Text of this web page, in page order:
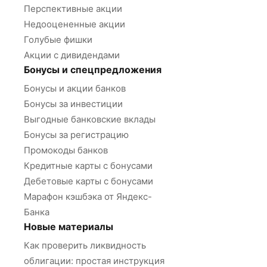
Перспективные акции
Недооцененные акции
Голубые фишки
Акции с дивидендами
Бонусы и спецпредложения
Бонусы и акции банков
Бонусы за инвестиции
Выгодные банковские вклады
Бонусы за регистрацию
Промокоды банков
Кредитные карты с бонусами
Дебетовые карты с бонусами
Марафон кэшбэка от Яндекс-
Банка
Новые материалы
Как проверить ликвидность
облигации: простая инструкция